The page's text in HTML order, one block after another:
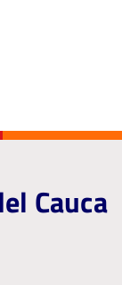
Cauca